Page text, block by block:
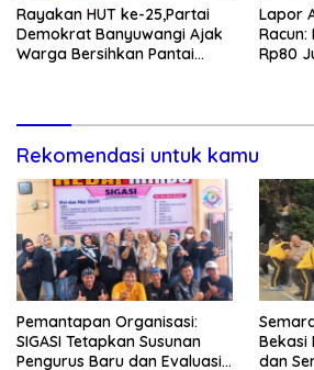
Rayakan HUT ke-25,Partai
Demokrat Banyuwangi Ajak
Warga Bersihkan Pantai
Lapor
Racun:
Rp80
Rekomendasi untuk kamu
Pemantapan Organisasi:
SIGASI Tetapkan Susunan
Pengurus Baru dan Evaluasi
Bekasi
dan